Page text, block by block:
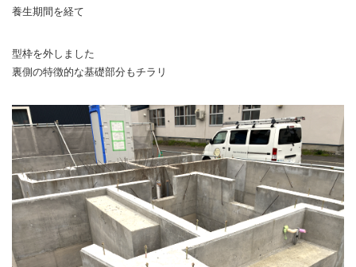
養生期間を経て
型枠を外しました
裏側の特徴的な基礎部分もチラリ